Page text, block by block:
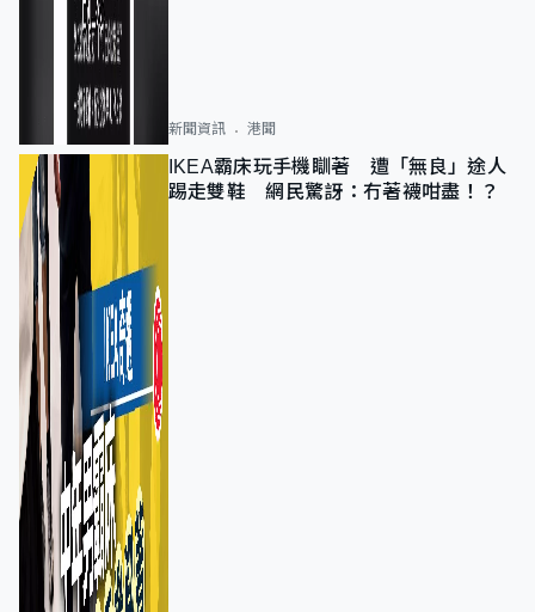
新聞資訊 港聞
IKEA霸床玩手機瞓著 遭「無良」途人
踢走雙鞋 網民驚訝：冇著襪咁盡！？